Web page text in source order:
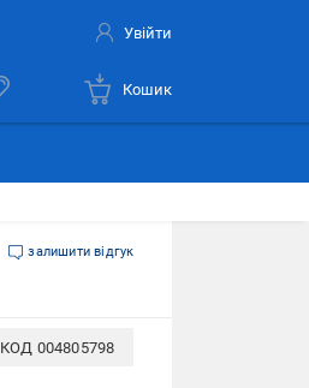
Увійти
Кошик
залишити відгук
КОД 004805798